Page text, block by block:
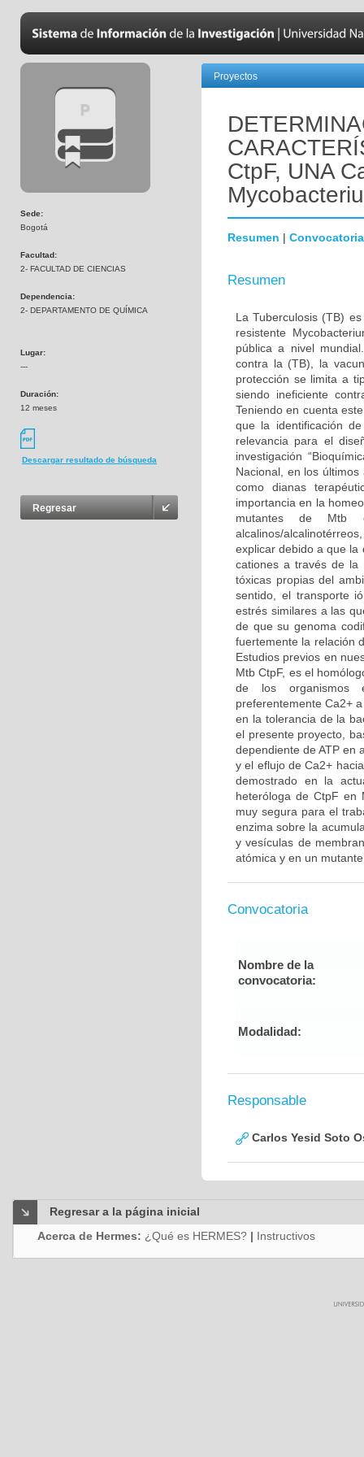
Sede:
Bogotá
Facultad:
2- FACULTAD DE CIENCIAS
Dependencia:
2- DEPARTAMENTO DE QUÍMICA
Lugar:
---
Duración:
12 meses
Descargar resultado de búsqueda
Regresar
Proyectos
CtpF, UNA
Resumen | Convocatoria
Resumen
La Tuberculosis (TB)
resistente
pública a nivel
contra la (TB), la
protección se limita a
siendo ineficiente
Teniendo en cuenta
que la identificación
relevancia para el
investigación
Nacional, en los
como dianas
importancia en la
mutantes de Mtb
alcalinos/
explicar debido a que la
cationes a través de la
tóxicas propias del
sentido, el transporte
estrés similares a las
de que su genoma
fuertemente la relación
Estudios previos en
Mtb CtpF, es el
de los organismos
preferentemente Ca2+
en la tolerancia de la
el presente proyecto,
dependiente de ATP en
y el eflujo de Ca2+
demostrado en la
heteróloga de CtpF en
muy segura para el
enzima sobre la
y vesículas de
atómica y en un
Convocatoria
Nombre de la
convocatoria:
Modalidad:
Responsable
Carlos Yesid Soto
Regresar a la página inicial
Acerca de Hermes: ¿Qué es HERMES? | Instructivos